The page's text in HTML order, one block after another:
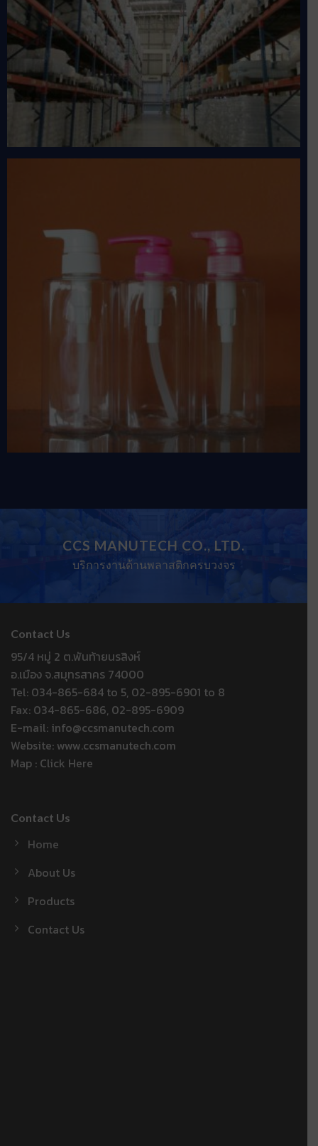
CCS MANUTECH CO., LTD.
บริการงานด้านพลาสติกครบวงจร
Contact Us
95/4 หมู่ 2 ต.พันท้ายนรสิงห์
อ.เมือง จ.สมุทรสาคร 74000
Tel: 034-865-684 to 5, 02-895-6901 to 8
Fax: 034-865-686, 02-895-6909
E-mail: info@ccsmanutech.com
Website: www.ccsmanutech.com
Map : Click Here
Contact Us
Home
About Us
Products
Contact Us